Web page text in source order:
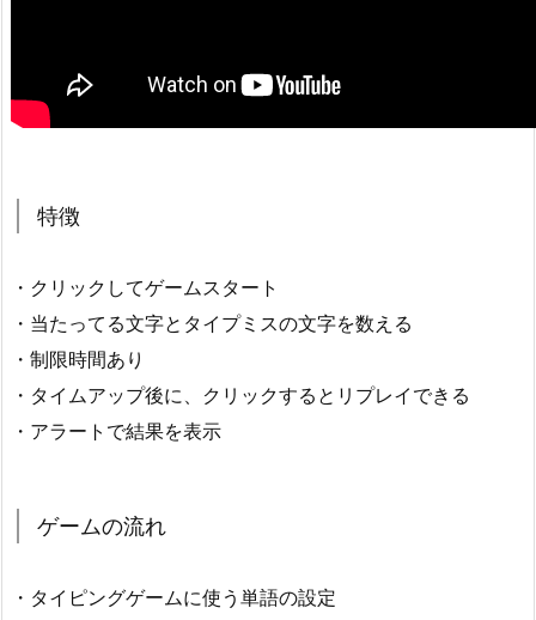
特徴
・クリックしてゲームスタート
・当たってる文字とタイプミスの文字を数える
・制限時間あり
・タイムアップ後に、クリックするとリプレイできる
・アラートで結果を表示
ゲームの流れ
・タイピングゲームに使う単語の設定